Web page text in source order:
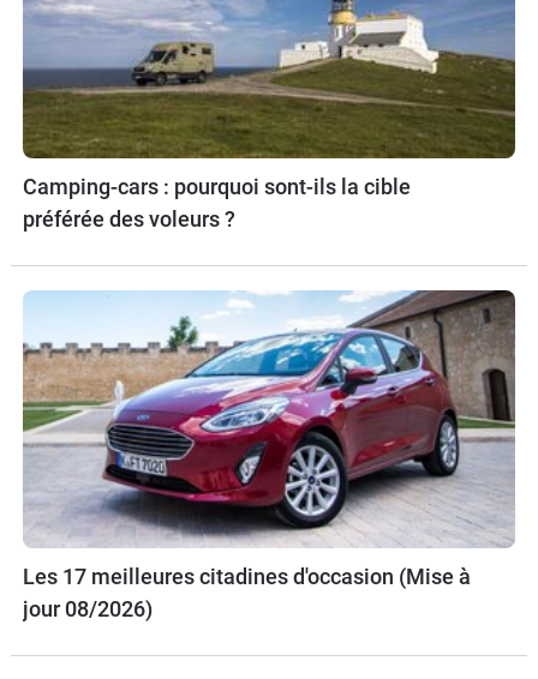
Camping-cars : pourquoi sont-ils la cible
préférée des voleurs ?
Les 17 meilleures citadines d'occasion (Mise à
jour 08/2026)